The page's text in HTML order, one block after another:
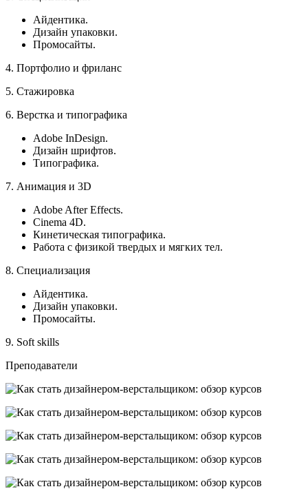
Айдентика.
Дизайн упаковки.
Промосайты.
4. Портфолио и фриланс
5. Стажировка
6. Верстка и типографика
Adobe InDesign.
Дизайн шрифтов.
Типографика.
7. Анимация и 3D
Adobe After Effects.
Cinema 4D.
Кинетическая типографика.
Работа с физикой твердых и мягких тел.
8. Специализация
Айдентика.
Дизайн упаковки.
Промосайты.
9. Soft skills
Преподаватели